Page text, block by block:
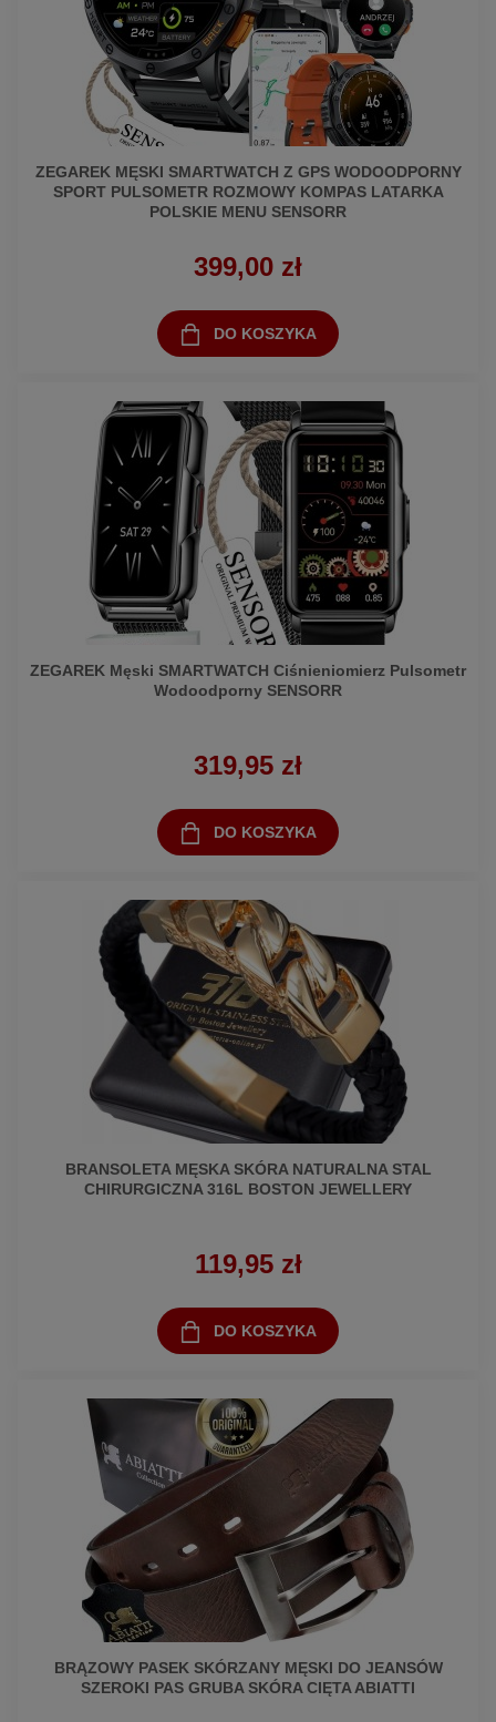
ZEGAREK MĘSKI SMARTWATCH Z GPS WODOODPORNY
SPORT PULSOMETR ROZMOWY KOMPAS LATARKA
POLSKIE MENU SENSORR
399,00 zł
DO KOSZYKA
ZEGAREK Męski SMARTWATCH Ciśnieniomierz Pulsometr
Wodoodporny SENSORR
319,95 zł
DO KOSZYKA
BRANSOLETA MĘSKA SKÓRA NATURALNA STAL
CHIRURGICZNA 316L BOSTON JEWELLERY
119,95 zł
DO KOSZYKA
BRĄZOWY PASEK SKÓRZANY MĘSKI DO JEANSÓW
SZEROKI PAS GRUBA SKÓRA CIĘTA ABIATTI